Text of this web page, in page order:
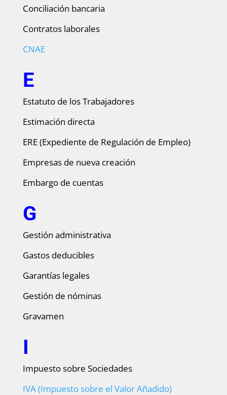
Conciliación bancaria
Contratos laborales
CNAE
E
Estatuto de los Trabajadores
Estimación directa
ERE (Expediente de Regulación de Empleo)
Empresas de nueva creación
Embargo de cuentas
G
Gestión administrativa
Gastos deducibles
Garantías legales
Gestión de nóminas
Gravamen
I
Impuesto sobre Sociedades
IVA (Impuesto sobre el Valor Añadido)